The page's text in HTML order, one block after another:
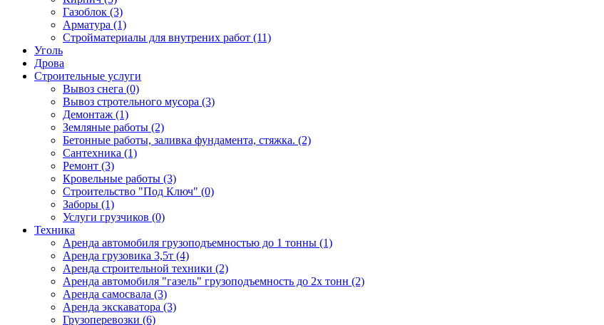
Газоблок (3)
Арматура (1)
Стройматериалы для внутрених работ (11)
Уголь
Дрова
Строительные услуги
Вывоз снега (0)
Вывоз стротельного мусора (3)
Демонтаж (1)
Земляные работы (2)
Бетонные работы, заливка фундамента, стяжка. (2)
Сантехника (1)
Ремонт (3)
Кровельные работы (3)
Строительство "Под Ключ" (0)
Заборы (1)
Услуги грузчиков (0)
Техника
Аренда автомобиля грузоподъемностью до 1 тонны (1)
Аренда грузовика 3,5т (4)
Аренда строительной техники (2)
Аренда автомобиля "газель" грузоподъемность до 2х тонн (2)
Аренда самосвала (3)
Аренда экскаватора (3)
Грузоперевозки (6)